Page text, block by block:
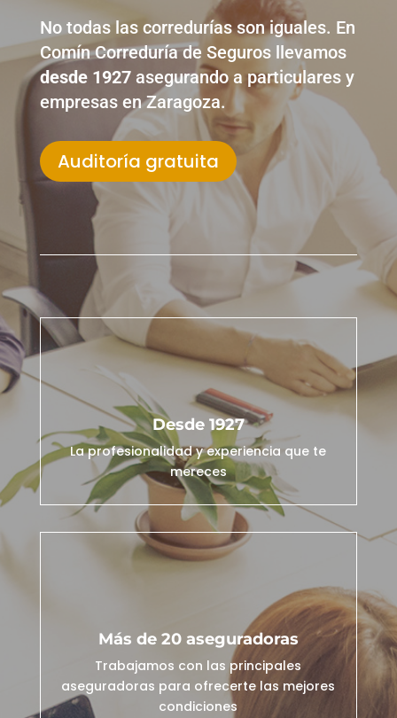
No todas las corredurías son iguales. En
Comín Correduría de Seguros llevamos
desde 1927asegurando a particulares y
empresas en Zaragoza.
Auditoría gratuita
Desde 1927
La profesionalidad y experiencia que te
mereces
Más de 20 aseguradoras
Trabajamos con las principales
aseguradoras para ofrecerte las mejores
condiciones